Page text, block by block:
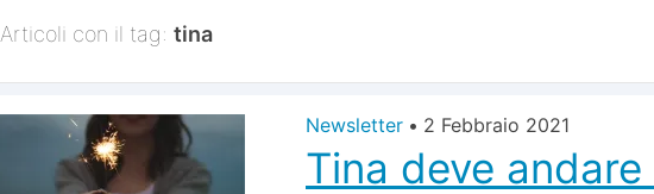
Articoli con il tag: tina
Newsletter • 2 Febbraio 2021
Tina deve